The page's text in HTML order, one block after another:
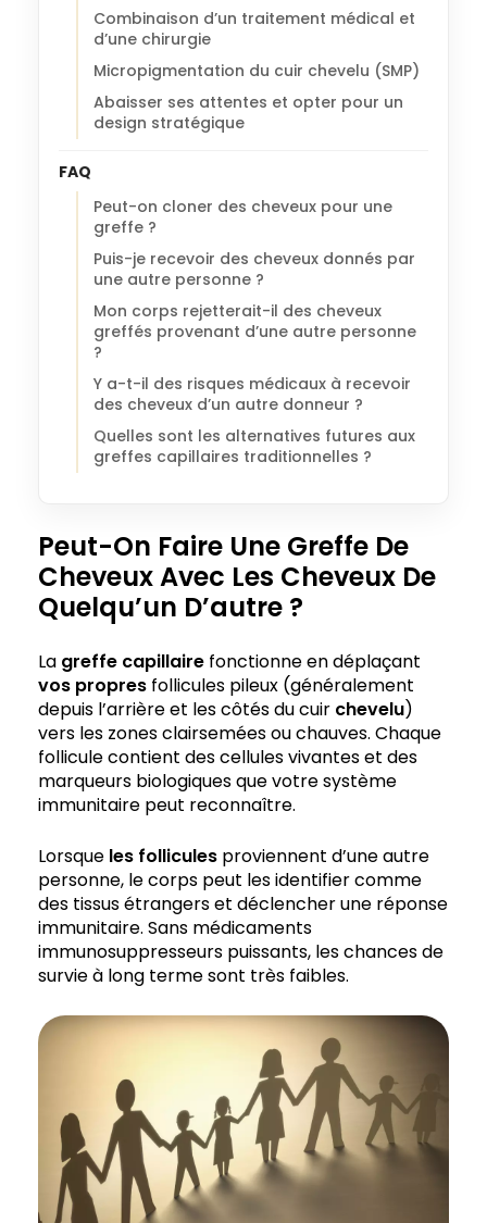
Combinaison d’un traitement médical et
d’une chirurgie
Micropigmentation du cuir chevelu (SMP)
Abaisser ses attentes et opter pour un
design stratégique
FAQ
Peut-on cloner des cheveux pour une
greffe ?
Puis-je recevoir des cheveux donnés par
une autre personne ?
Mon corps rejetterait-il des cheveux
greffés provenant d’une autre personne
?
Y a-t-il des risques médicaux à recevoir
des cheveux d’un autre donneur ?
Quelles sont les alternatives futures aux
greffes capillaires traditionnelles ?
Peut-On Faire Une Greffe De
Cheveux Avec Les Cheveux De
Quelqu’un D’autre ?
La greffe capillaire fonctionne en déplaçant
vos propres follicules pileux (généralement
depuis l’arrière et les côtés du cuir chevelu)
vers les zones clairsemées ou chauves. Chaque
follicule contient des cellules vivantes et des
marqueurs biologiques que votre système
immunitaire peut reconnaître.
Lorsque les follicules proviennent d’une autre
personne, le corps peut les identifier comme
des tissus étrangers et déclencher une réponse
immunitaire. Sans médicaments
immunosuppresseurs puissants, les chances de
survie à long terme sont très faibles.